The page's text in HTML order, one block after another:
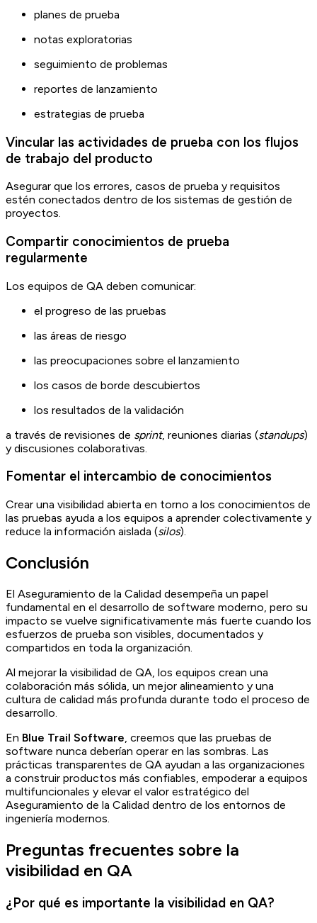
planes de prueba
notas exploratorias
seguimiento de problemas
reportes de lanzamiento
estrategias de prueba
Vincular las actividades de prueba con los flujos
de trabajo del producto
Asegurar que los errores, casos de prueba y requisitos
estén conectados dentro de los sistemas de gestión de
proyectos.
Compartir conocimientos de prueba
regularmente
Los equipos de QA deben comunicar:
el progreso de las pruebas
las áreas de riesgo
las preocupaciones sobre el lanzamiento
los casos de borde descubiertos
los resultados de la validación
a través de revisiones de sprint, reuniones diarias (standups)
y discusiones colaborativas.
Fomentar el intercambio de conocimientos
Crear una visibilidad abierta en torno a los conocimientos de
las pruebas ayuda a los equipos a aprender colectivamente y
reduce la información aislada (silos).
Conclusión
El Aseguramiento de la Calidad desempeña un papel
fundamental en el desarrollo de software moderno, pero su
impacto se vuelve significativamente más fuerte cuando los
esfuerzos de prueba son visibles, documentados y
compartidos en toda la organización.
Al mejorar la visibilidad de QA, los equipos crean una
colaboración más sólida, un mejor alineamiento y una
cultura de calidad más profunda durante todo el proceso de
desarrollo.
En Blue Trail Software, creemos que las pruebas de
software nunca deberían operar en las sombras. Las
prácticas transparentes de QA ayudan a las organizaciones
a construir productos más confiables, empoderar a equipos
multifuncionales y elevar el valor estratégico del
Aseguramiento de la Calidad dentro de los entornos de
ingeniería modernos.
Preguntas frecuentes sobre la
visibilidad en QA
¿Por qué es importante la visibilidad en QA?